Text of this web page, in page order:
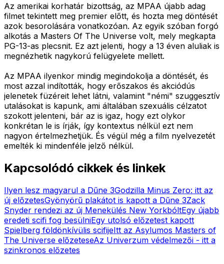
Az amerikai korhatár bizottság, az MPAA újabb adag
filmet tekintett meg premier előtt, és hozta meg döntését
azok besorolására vonatkozóan. Az egyik szóban forgó
alkotás a Masters Of The Universe volt, mely megkapta
PG-13-as plecsnit. Ez azt jelenti, hogy a 13 éven aluliak is
megnézhetik nagykorú felügyelete mellett.
Az MPAA ilyenkor mindig megindokolja a döntését, és
most azzal indították, hogy erőszakos és akciódús
jelenetek füzéreit lehet látni, valamint "némi" szuggesztív
utalásokat is kapunk, ami általában szexuális célzatot
szokott jelenteni, bár az is igaz, hogy ezt olykor
konkrétan le is írják, így kontextus nélkül ezt nem
nagyon értelmezhetjük. És végül még a film nyelvezetét
emelték ki mindenféle jelző nélkül.
Kapcsolódó cikkek és linkek
Ilyen lesz magyarul a Dűne 3Godzilla Minus Zero: itt az
új előzetesGyönyörű plakátot is kapott a Dűne 3Zack
Snyder rendezi az új Menekülés New YorkbóltEgy újabb
eredeti scifi fog besülniEgy utolsó előzetest kapott
Spielberg földönkívülis scifijeItt az Asylumos Masters of
The Universe előzeteseAz Univerzum védelmezői - itt a
szinkronos előzetes